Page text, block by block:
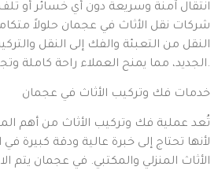
انتقال آمنة وسريعة دون أي خسائر أو
شركات نقل الأثاث في عجمان حلولاً
النقل من التعبئة والفك إلى النقل
الجديد، مما يمنح العملاء راحة كاملة وتجربة خالية من التوتر.
خدمات فك وتركيب الأثاث في عجمان
تُعد عملية فك وتركيب الأثاث من أهم
لأنها تحتاج إلى خبرة عالية ودقة كبيرة
الأثاث المنزلي والمكتبي. في عجمان يتم